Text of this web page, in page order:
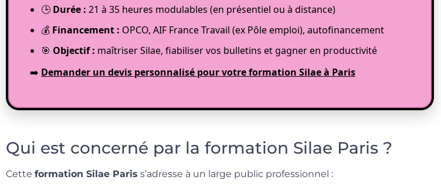
🕒 Durée : 21 à 35 heures modulables (en présentiel ou à distance)
💰 Financement : OPCO, AIF France Travail (ex Pôle emploi), autofinancement
🎯 Objectif : maîtriser Silae, fiabiliser vos bulletins et gagner en productivité
➡️ Demander un devis personnalisé pour votre formation Silae à Paris
Qui est concerné par la formation Silae Paris ?
Cette formation Silae Paris s’adresse à un large public professionnel :